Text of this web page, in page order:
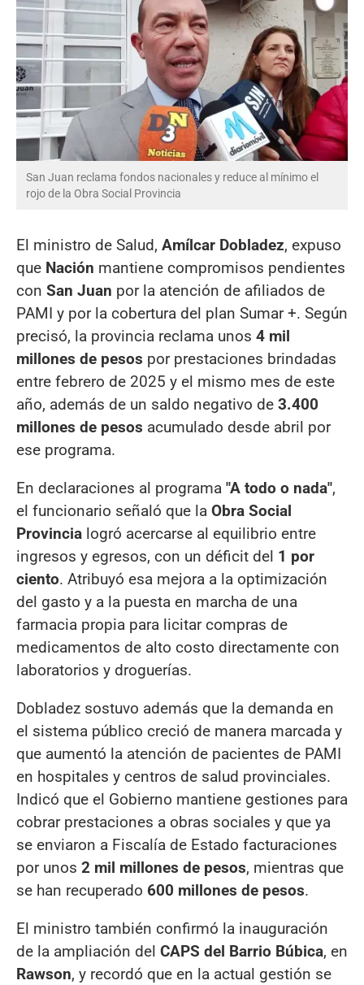
San Juan reclama fondos nacionales y reduce al mínimo el
rojo de la Obra Social Provincia
El ministro de Salud, Amílcar Dobladez, expuso
que Nación mantiene compromisos pendientes
con San Juan por la atención de afiliados de
PAMI y por la cobertura del plan Sumar +. Según
precisó, la provincia reclama unos 4 mil
millones de pesos por prestaciones brindadas
entre febrero de 2025 y el mismo mes de este
año, además de un saldo negativo de 3.400
millones de pesos acumulado desde abril por
ese programa.
En declaraciones al programa "A todo o nada",
el funcionario señaló que la Obra Social
Provincia logró acercarse al equilibrio entre
ingresos y egresos, con un déficit del 1 por
ciento. Atribuyó esa mejora a la optimización
del gasto y a la puesta en marcha de una
farmacia propia para licitar compras de
medicamentos de alto costo directamente con
laboratorios y droguerías.
Dobladez sostuvo además que la demanda en
el sistema público creció de manera marcada y
que aumentó la atención de pacientes de PAMI
en hospitales y centros de salud provinciales.
Indicó que el Gobierno mantiene gestiones para
cobrar prestaciones a obras sociales y que ya
se enviaron a Fiscalía de Estado facturaciones
por unos 2 mil millones de pesos, mientras que
se han recuperado 600 millones de pesos.
El ministro también confirmó la inauguración
de la ampliación del CAPS del Barrio Búbica, en
Rawson, y recordó que en la actual gestión se